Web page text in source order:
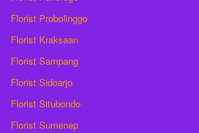
Florist Probolinggo
Florist Kraksaan
Florist Sampang
Florist Sidoarjo
Florist Situbondo
Florist Sumenep